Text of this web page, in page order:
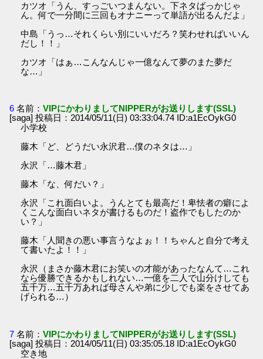
カツオ「うん、すっごいつまんない。下ネタばっかじゃ
ん。何で一分間に三回もオナニーって単語が出るんだよ」
中島「うっ…それくらい別にいいだろ？笑わせればいいん
だし！！」
カツオ「はぁ…こんなんじゃ一億なんて夢のまた夢だ
な…」
6 名前：VIPにかわりましてNIPPERがお送りします(SSL)
[saga] 投稿日：2014/05/11(日) 03:33:04.74 ID:a1EcOykG0
小学校
藤木「ど、どうだい永沢君…僕のネタは…」
永沢「…藤木君」
藤木「な、何だい？」
永沢「これ面白いよ。うんとても最高だ！卑怯者の癖によ
くこんな面白いネタが書けるものだ！盗作でもしたのか
い？」
藤木「人聞きの悪い事言うなよぉ！！ちゃんと自分で考え
て書いたよ！！」
永沢（まさか藤木君にお笑いの才能があったなんて…これ
なら優勝できるかもしれない…一億を二人で山分けしても
五千万…五千万あれば母さんや弟に少しでも楽をさせてあ
げられる…）
7 名前：VIPにかわりましてNIPPERがお送りします(SSL)
[saga] 投稿日：2014/05/11(日) 03:35:05.18 ID:a1EcOykG0
空き地